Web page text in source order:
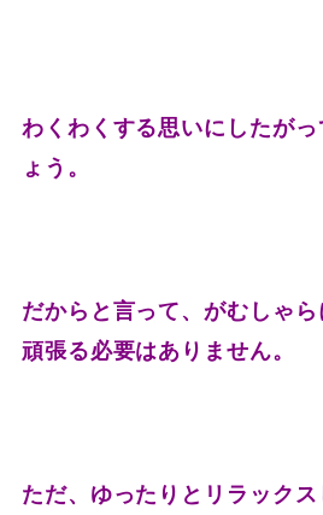
わくわくする思いにしたが
ょう。
だからと言って、がむしゃ
頑張る必要はありません。
ただ、ゆったりとリラック